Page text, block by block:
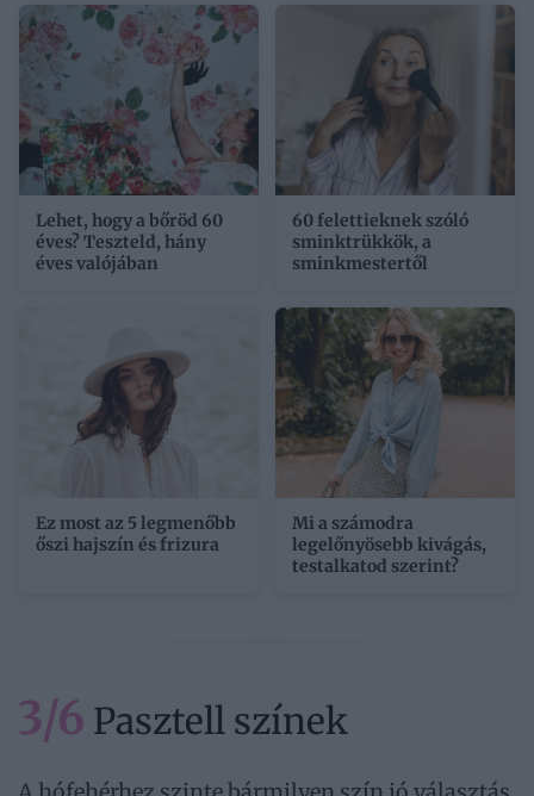
Lehet, hogy a bőröd 60
éves? Teszteld, hány
éves valójában
60 felettieknek szóló
sminktrükkök, a
sminkmestertől
Ez most az 5 legmenőbb
őszi hajszín és frizura
Mi a számodra
legelőnyösebb kivágás,
testalkatod szerint?
3/6 Pasztell színek